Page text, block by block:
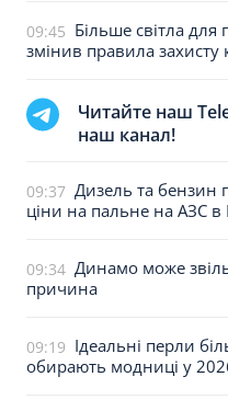
09:45 Більше світла
змінив правила захисту
Читайте наш
наш канал!
09:37 Дизель та бензин
ціни на пальне на АЗС в
09:34 Динамо може
причина
09:19 Ідеальні перли
обирають модниці у